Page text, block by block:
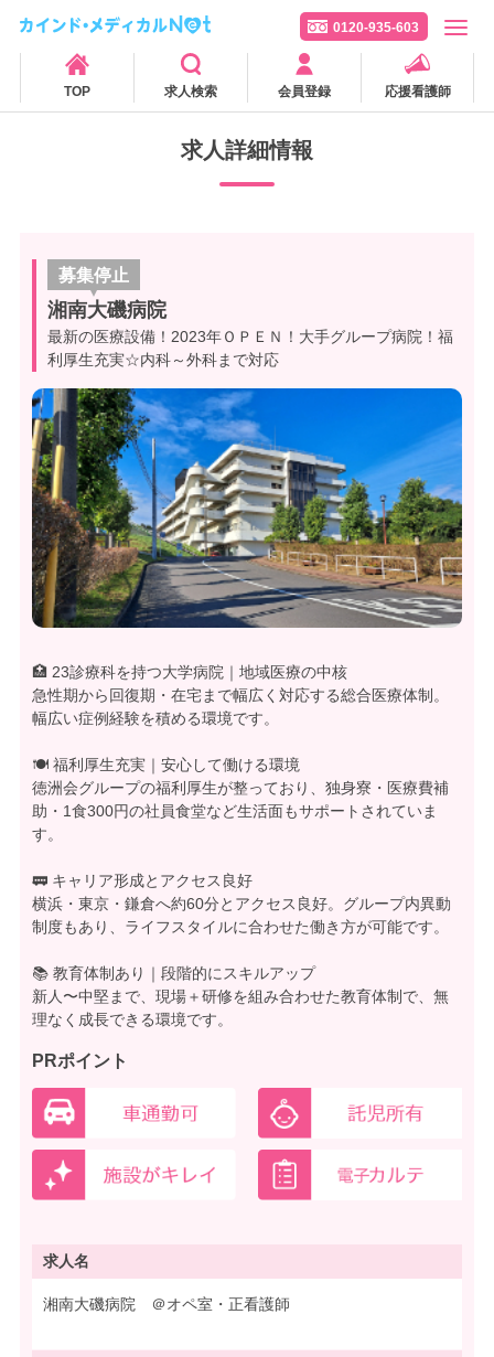
0120-935-603
TOP 求人検索 会員登録 応援看護師
求人詳細情報
募集停止
湘南大磯病院
最新の医療設備！2023年ＯＰＥＮ！大手グループ病院！福
利厚生充実☆内科～外科まで対応
🏥 23診療科を持つ大学病院｜地域医療の中核
急性期から回復期・在宅まで幅広く対応する総合医療体制。
幅広い症例経験を積める環境です。
🍽 福利厚生充実｜安心して働ける環境
徳洲会グループの福利厚生が整っており、独身寮・医療費補
助・1食300円の社員食堂など生活面もサポートされていま
す。
🚃 キャリア形成とアクセス良好
横浜・東京・鎌倉へ約60分とアクセス良好。グループ内異動
制度もあり、ライフスタイルに合わせた働き方が可能です。
📚 教育体制あり｜段階的にスキルアップ
新人〜中堅まで、現場＋研修を組み合わせた教育体制で、無
理なく成長できる環境です。
PRポイント
求人名
湘南大磯病院 ＠オペ室・正看護師